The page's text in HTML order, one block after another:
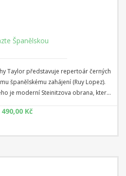
Španělskou
Taylor představuje repertoár černých
španělskému zahájení (Ruy Lopez).
je moderní Steinitzova obrana, která
může vést ke gambitům ostrým jako
Siesta, kde se může stát osudným
z hráčů. Ale možná hlavním lákadlem
způsob hry.
490,00 Kč